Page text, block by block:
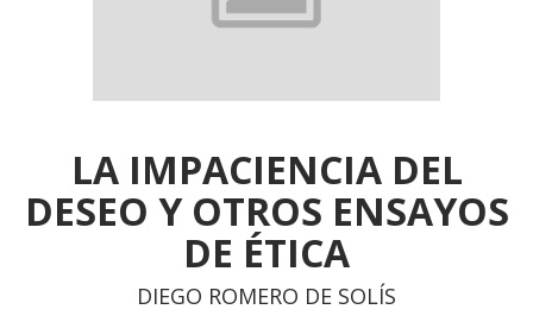
LA IMPACIENCIA DEL
DESEO Y OTROS ENSAYOS
DE ÉTICA
DIEGO ROMERO DE SOLÍS